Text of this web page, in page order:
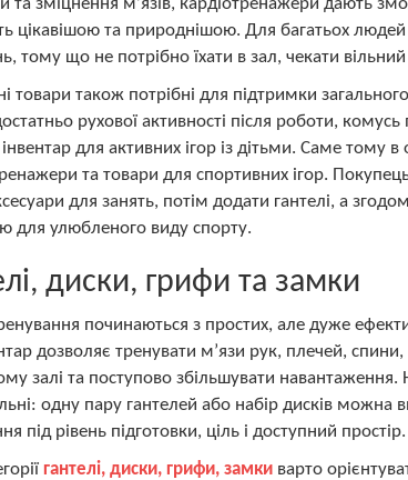
та зміцнення м’язів, кардіотренажери дають
цікавішою та природнішою. Для багатьох
тому що не потрібно їхати в зал, чекати
товари також потрібні для підтримки
рухової активності після роботи,
для активних ігор із дітьми. Саме тому
та товари для спортивних ігор.
для занять, потім додати гантелі, а
для улюбленого виду спорту.
диски, грифи та замки
починаються з простих, але дуже
дозволяє тренувати м’язи рук, плечей,
залі та поступово збільшувати навантаження.
одну пару гантелей або набір дисків можна
під рівень підготовки, ціль і доступний простір.
гантелі, диски, грифи, замкиварто